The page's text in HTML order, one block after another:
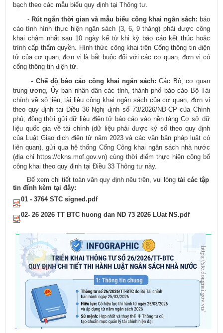
bạch theo các mẫu biểu quy định tại Thông tư.
- Rút ngắn thời gian và mẫu biểu công khai ngân sách: báo
cáo tình hình thực hiện ngân sách (3, 6, 9 tháng) phải được công
khai chậm nhất sau 10 ngày kể từ khi kỳ báo cáo kết thúc hoặc
trình cấp thẩm quyền. Hình thức công khai trên Cổng thông tin điện
tử của cơ quan, đơn vị là bắt buộc đối với các cơ quan, đơn vị có
cổng thông tin điện tử.
- Chế độ báo cáo công khai ngân sách: Các Bộ, cơ quan
trung ương, Ủy ban nhân dân các tỉnh, thành phố báo cáo Bộ Tài
chính về số liệu, tài liệu công khai ngân sách của cơ quan, đơn vị
theo quy định tại Điều 36 Nghị định số 73/2026/NĐ-CP của Chính
phủ; đồng thời gửi dữ liệu điện tử báo cáo vào nền tảng Cơ sở dữ
liệu quốc gia về tài chính (dữ liệu phải được ký số theo quy định
của Luật Giao dịch điện tử năm 2023 và các văn bản pháp luật có
liên quan), gửi qua hệ thống Cổng Công khai ngân sách nhà nước
(địa chỉ https://ckns.mof.gov.vn) cùng thời điểm thực hiện công bố
công khai theo quy định tại Điều 33 Thông tư này.
Để xem chi tiết toàn văn quy định nêu trên, vui lòng tải các tập
tin đính kèm tại đây:
01 - 3764 STC signed.pdf
02- 26 2026 TT BTC huong dan ND 73 2026 LUat NS.pdf